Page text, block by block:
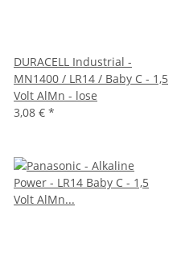
DURACELL Industrial -
MN1400 / LR14 / Baby C - 1,5
Volt AlMn - lose
3,08 € *